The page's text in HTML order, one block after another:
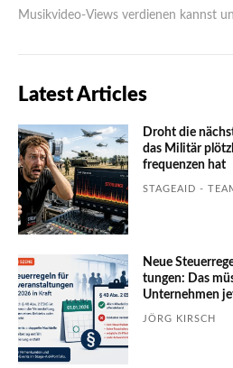
Musikvideo-Views verdienen kannst
Latest Articles
Droht die
das Mili­tär
fre­quen­zen hat
STAGEAID -
Neue
tungen: Das
Unter­nehmen
JÖRG KIRSCH